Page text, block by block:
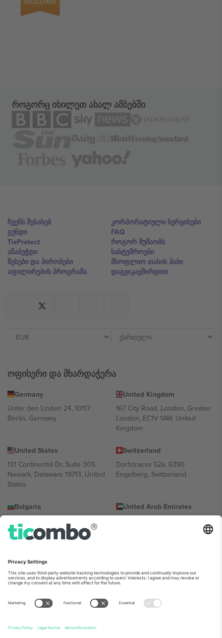
როგორც იხილეთ ახალ ამბებში
ჩვენს შესახებ
გუნდი
TixProtect
ანაბეჭდი
წესები და პირობები
აფილირების პროგრამა
კორპორატიული სერვისები
FAQ
როგორ მუშაობს
სასტუმროები
მსოფლიო თასის ჰაბი
დაგვიკავშირდით
ოფისერი და მხარდაჭერა
Germany
Unter den Linden 24, 10117
Berlin, Germany
United Kingdom
167 City Road, London, Greater
London, EC1V 1AW, United
Kingdom
United States
131 Continental Dr, Suite 305,
Newark, Delaware 19713, United
States
Switzerland
Dorfstrasse 52a, 6390
Engelberg, Switzerland
Bulgaria
Totleben 53-55, 1606 Sofia,
Bulgaria
United Arab Emirates
Building A1, Office 302, Dubai,
Mexico
Av Chapultepec 360, Roma
Norte, Cuauhtémoc, 06700
Ciudad de México, CDMX,
Mexico
პლატფორმის პროვაიდერის იურიდიული პირი იცვლება